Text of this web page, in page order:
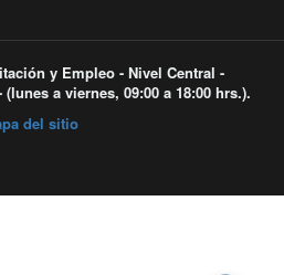
y Empleo - Nivel Central -
a viernes, 09:00 a 18:00 hrs.).
del sitio